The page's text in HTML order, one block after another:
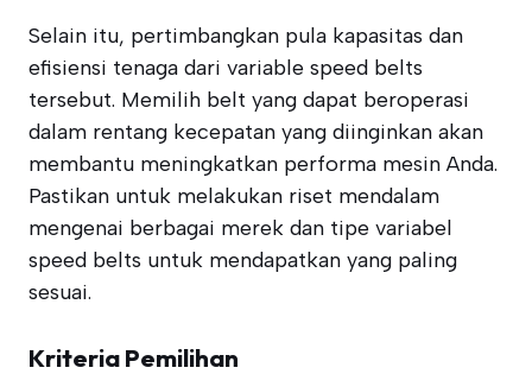
Selain itu, pertimbangkan pula kapasitas dan
efisiensi tenaga dari variable speed belts
tersebut. Memilih belt yang dapat beroperasi
dalam rentang kecepatan yang diinginkan akan
membantu meningkatkan performa mesin Anda.
Pastikan untuk melakukan riset mendalam
mengenai berbagai merek dan tipe variabel
speed belts untuk mendapatkan yang paling
sesuai.
Kriteria Pemilihan